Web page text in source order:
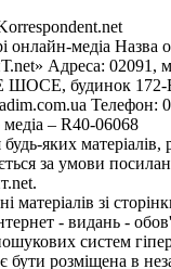
онлайн-медіа Назва
Адреса: 02091,
будинок 172-Б,
Телефон:
медіа – R40-06068
яких матеріалів,
за умови
матеріалів зі
- видань -
систем
розміщена в